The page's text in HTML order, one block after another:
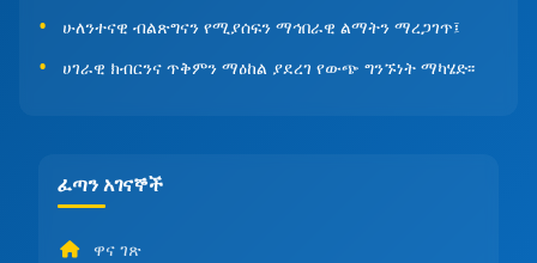
ሁለንተናዊ ብልጽግናን የሚያሰፍን ማኅበራዊ ልማትን ማረጋገጥ፤
ሀገራዊ ክብርንና ጥቅምን ማዕከል ያደረገ የውጭ ግንኙነት ማካሄድ፡፡
ፈጣን አገናኞች
ዋና ገጽ